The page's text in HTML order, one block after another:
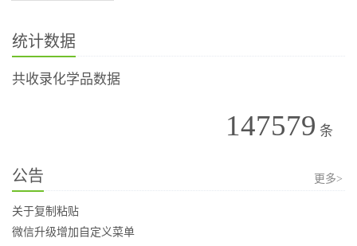
统计数据
共收录化学品数据
147579 条
公告 更多>
关于复制粘贴
微信升级增加自定义菜单